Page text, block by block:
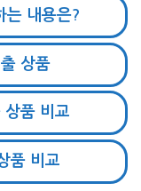
는 내용은?
상품
상품 비교
품 비교